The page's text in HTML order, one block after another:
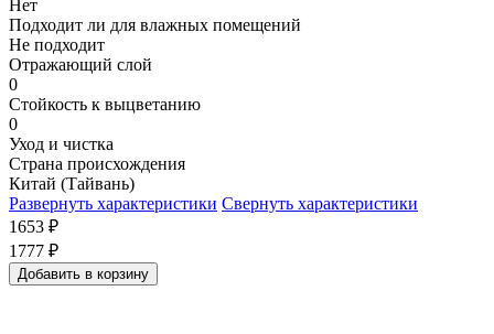
Нет
Подходит ли для влажных помещений
Не подходит
Отражающий слой
0
Стойкость к выцветанию
0
Уход и чистка
Страна происхождения
Китай (Тайвань)
Развернуть характеристики Свернуть характеристики
1653 ₽
1777 ₽
Добавить в корзину